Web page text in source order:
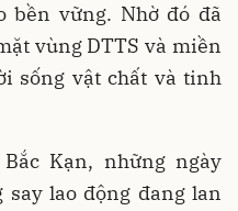
bền vững. Nhờ đó đã
vùng DTTS và miền
sống vật chất và tinh
Kạn, những ngày
lao động đang lan